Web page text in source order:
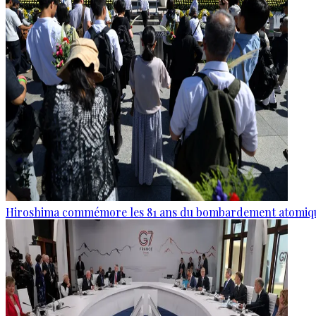
Hiroshima commémore les 81 ans du bombardement